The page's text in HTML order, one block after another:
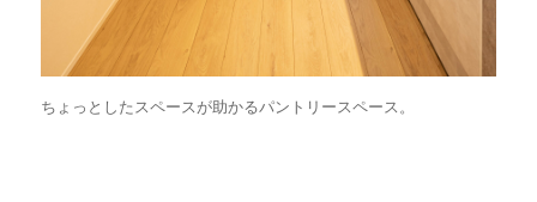
ちょっとしたスペースが助かるパントリースペース。